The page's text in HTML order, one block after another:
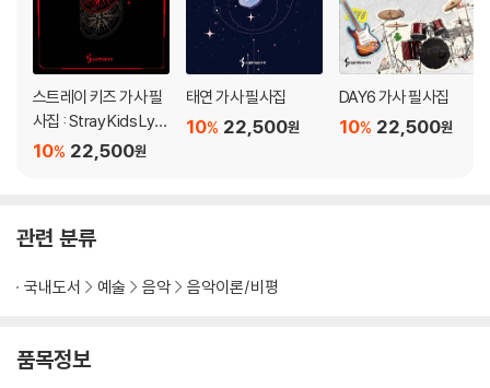
스트레이 키즈 가사 필
사집 : Stray Kids Lyri
cs Transcription Bo
22,500원
10%
태연 가사 필사집
22,500원
10%
DAY6 가사 필사집
22,500원
10%
관련 분류
국내도서 예술 음악 음악이론/비평
품목정보